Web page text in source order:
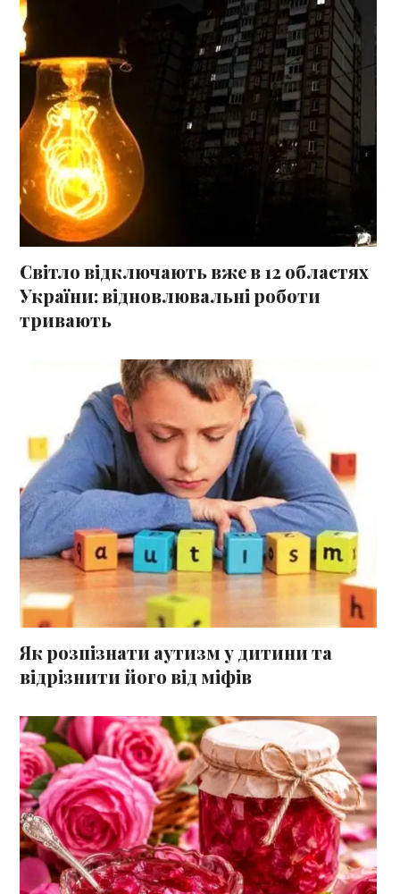
Світло відключають вже в 12 областях
України: відновлювальні роботи
тривають
Як розпізнати аутизм у дитини та
відрізнити його від міфів